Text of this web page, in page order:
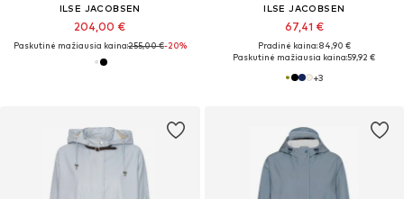
ILSE JACOBSEN
204,00 €
Paskutinė mažiausia kaina:255,00 €-20%
ILSE JACOBSEN
67,41 €
Pradinė kaina: 84,90 €
Paskutinė mažiausia kaina:59,92 €
+3